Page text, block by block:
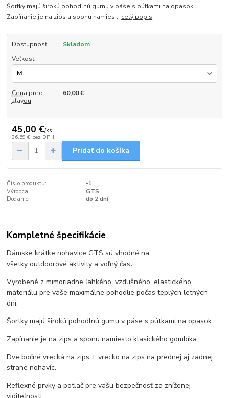
Šortky majú širokú pohodlnú gumu v páse s pútkami na opasok.
Zapínanie je na zips a sponu namies... celý popis
Dostupnosť
Skladom
Veľkosť
Cena pred
zľavou
60,00 €
45,00 €/ks
36,59 € bez DPH
Pridať do košíka
Číslo produktu:
-1
Výrobca:
GTS
Dodanie:
do 2 dní
Kompletné špecifikácie
Dámske krátke nohavice GTS sú vhodné na
všetky outdoorové aktivity a voľný čas.
Vyrobené z mimoriadne ľahkého, vzdušného, elastického
materiálu pre vaše maximálne pohodlie počas teplých letných
dní.
Šortky majú širokú pohodlnú gumu v páse s pútkami na opasok.
Zapínanie je na zips a sponu namiesto klasického gombíka.
Dve bočné vrecká na zips + vrecko na zips na prednej aj zadnej
strane nohavíc.
Reflexné prvky a potlač pre vašu bezpečnosť za zníženej